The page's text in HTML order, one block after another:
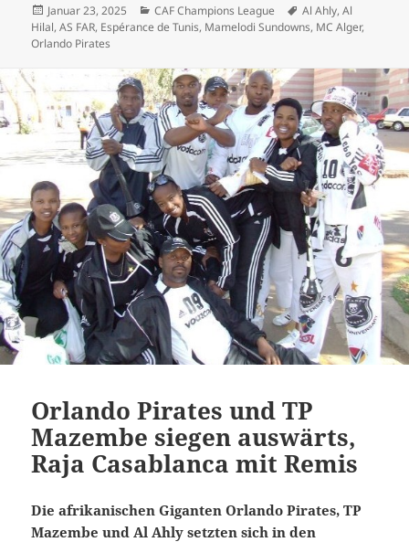
Veröffentlicht
am
Januar 23, 2025 Kategorien
CAF Champions League Schlagwörter
Al Ahly,Al
Hilal,AS FAR, Espérance de Tunis, Mamelodi Sundowns, MC Alger,
Orlando Pirates
Orlando Pirates und TP
Mazembe siegen auswärts,
Raja Casablanca mit Remis
Die afrikanischen Giganten Orlando Pirates, TP
Mazembe und Al Ahly setzten sich in den